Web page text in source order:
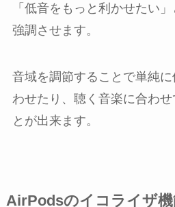
「低音をもっと利かせたい
強調させます。
音域を調節することで単純
わせたり、聴く音楽に合わ
とが出来ます。
AirPodsのイコライザ